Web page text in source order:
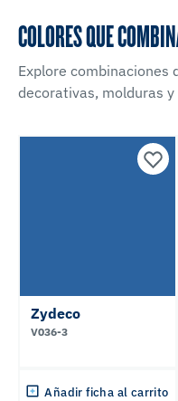
COLORES QUE
Explore combinaciones
decorativas, molduras
Zydeco
V036-3
Añadir ficha al carrito